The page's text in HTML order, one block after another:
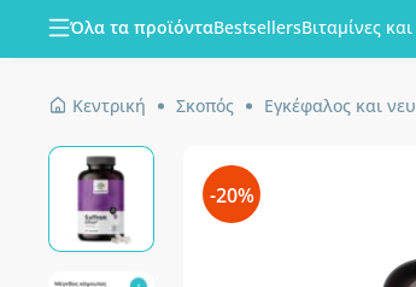
Όλα τα προϊόνταBestsellersΒιταμίνες
Κεντρική Σκοπός Εγκέφαλος και
-20%